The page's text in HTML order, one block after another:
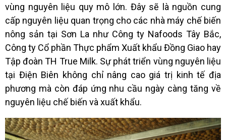
vùng nguyên liệu quy mô lớn. Đây sẽ là nguồn cung
cấp nguyên liệu quan trọng cho các nhà máy chế biến
nông sản tại Sơn La như Công ty Nafoods Tây Bắc,
Công ty Cổ phần Thực phẩm Xuất khẩu Đồng Giao hay
Tập đoàn TH True Milk. Sự phát triển vùng nguyên liệu
tại Điện Biên không chỉ nâng cao giá trị kinh tế địa
phương mà còn đáp ứng nhu cầu ngày càng tăng về
nguyên liệu chế biến và xuất khẩu.